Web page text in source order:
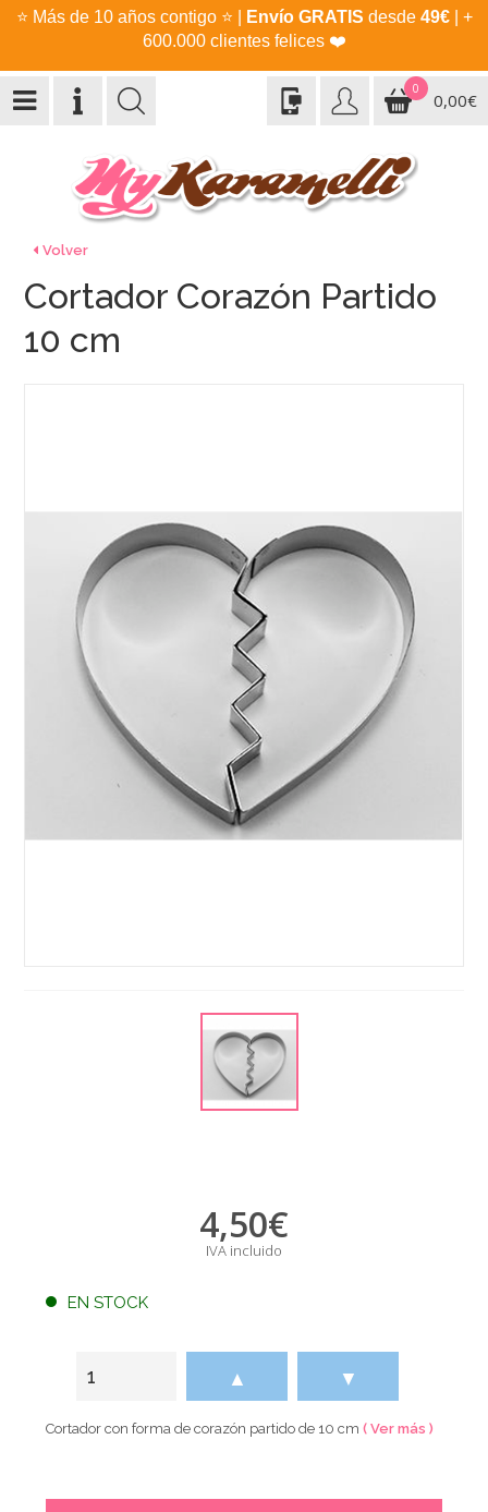
⭐ Más de 10 años contigo ⭐ Envío GRATIS desde 49€| +
600.000 clientes felices ❤️
0
0,00€
Volver
Cortador Corazón Partido
10 cm
4,50€
IVA incluido
EN STOCK
▲ ▼
Cortador con forma de corazón partido de 10 cm( Ver más )